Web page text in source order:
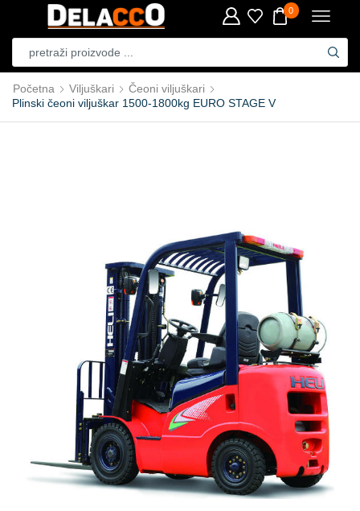
0
Početna Viljuškari
Čeoni viljuškari
Plinski čeoni viljuškar 1500-1800kg EURO STAGE V